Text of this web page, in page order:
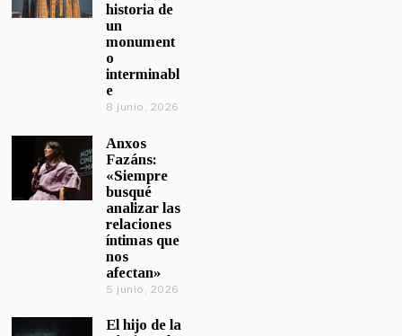
historia de
un
monument
o
interminabl
e
8 junio, 2026
Anxos
Fazáns:
«Siempre
busqué
analizar las
relaciones
íntimas que
nos
afectan»
5 junio, 2026
El hijo de la